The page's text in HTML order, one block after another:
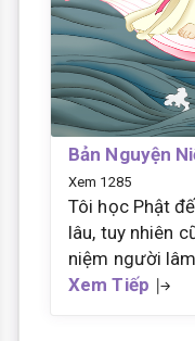
Bản Nguyện
Xem 1285
Tôi học Phật
lâu, tuy nhiên
niệm người
Xem Tiếp